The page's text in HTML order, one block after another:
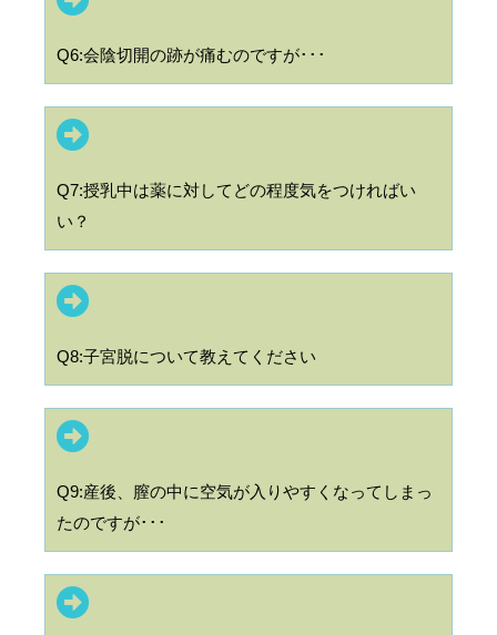
Q6:会陰切開の跡が痛むのですが･･･
Q7:授乳中は薬に対してどの程度気をつければい
い？
Q8:子宮脱について教えてください
Q9:産後、膣の中に空気が入りやすくなってしまっ
たのですが･･･